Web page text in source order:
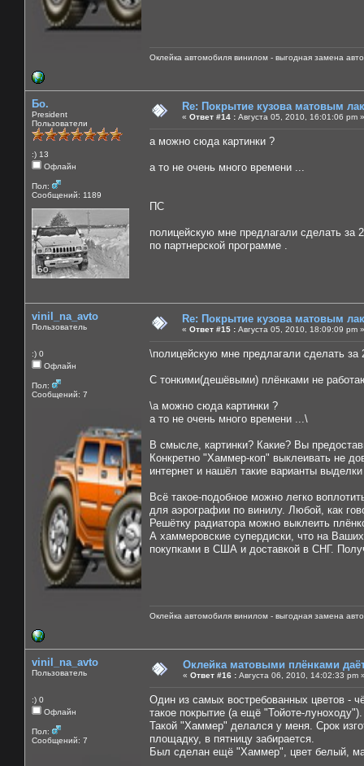
Оклейка автомобиля винилом - выгодная замена
Бо.
President
Пользователи
:) 13
Офлайн
Пол:
Сообщений: 1189
Re: Покрытие кузова матовым
« Ответ #14 : Августа 05, 2010, 16:01:06 pm »
а можно сюда картинки ?
а то не очень много времени ...
ПС
полицейскую мне предлагали сделать за
по партнерской программе .
vinil_na_avto
Пользователь
:) 0
Офлайн
Пол:
Сообщений: 7
Re: Покрытие кузова матовым
« Ответ #15 : Августа 05, 2010, 18:09:09 pm »
\полицейскую мне предлагали сделать за
С тонкими(дешёвыми) плёнками не
\а можно сюда картинки ?
а то не очень много времени ...\
В смысле, картинки? Какие? Вы
Конкретно "Хаммер-коп" выклеивать не
интернет и нашёл такие варианты
Всё такое-подобное можно легко
для аэрографии по винилу. Любой, как
Решётку радиатора можно выклеить
А хаммеровские супердиски, что на
покупками в США и доставкой в СНГ.
Оклейка автомобиля винилом - выгодная замена
vinil_na_avto
Пользователь
:) 0
Офлайн
Пол:
Сообщений: 7
Оклейка матовыми плёнками
« Ответ #16 : Августа 06, 2010, 14:02:33 pm
Один из самых востребованных цветов -
такое покрытие (а ещё "Тойоте-луноходу").
Такой "Хаммер" делался у меня. Срок
площадку, в пятницу забирается.
Был сделан ещё "Хаммер", цвет белый,